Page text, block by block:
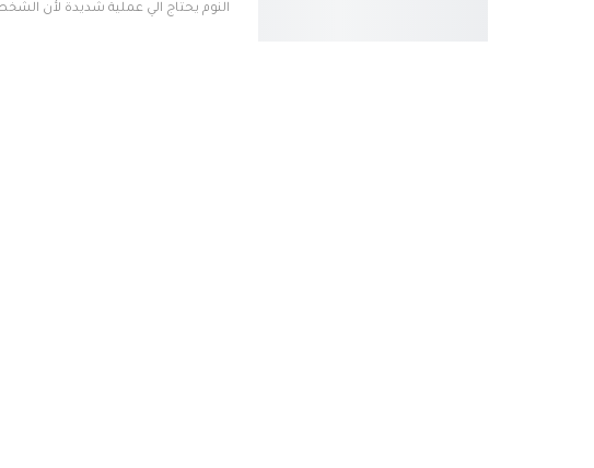
النوم يحتاج الي عملية شديدة لأن